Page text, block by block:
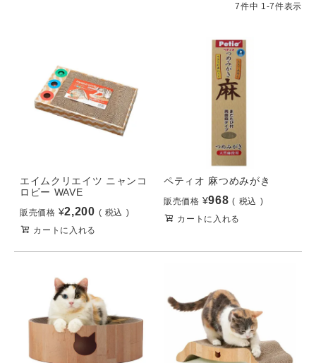
7件中 1-7件表示
エイムクリエイツ ニャンコ
ロビー WAVE
販売価格 ¥2,200
税込
カートに入れる
ペティオ 麻つめみがき
販売価格 ¥968
税込
カートに入れる